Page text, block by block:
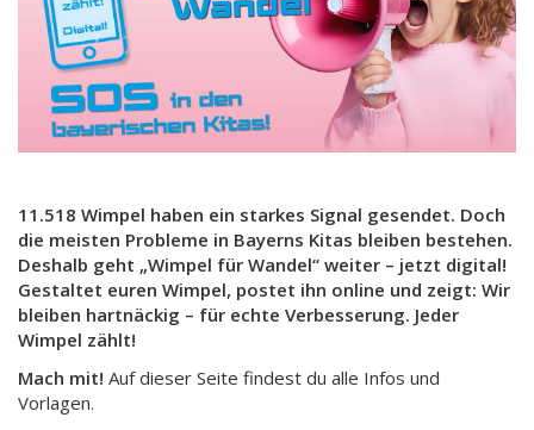
11.518 Wimpel haben ein starkes Signal gesendet. Doch
die meisten Probleme in Bayerns Kitas bleiben bestehen.
Deshalb geht „Wimpel für Wandel“ weiter – jetzt digital!
Gestaltet euren Wimpel, postet ihn online und zeigt: Wir
bleiben hartnäckig – für echte Verbesserung. Jeder
Wimpel zählt!
Mach mit! Auf dieser Seite findest du alle Infos und
Vorlagen.